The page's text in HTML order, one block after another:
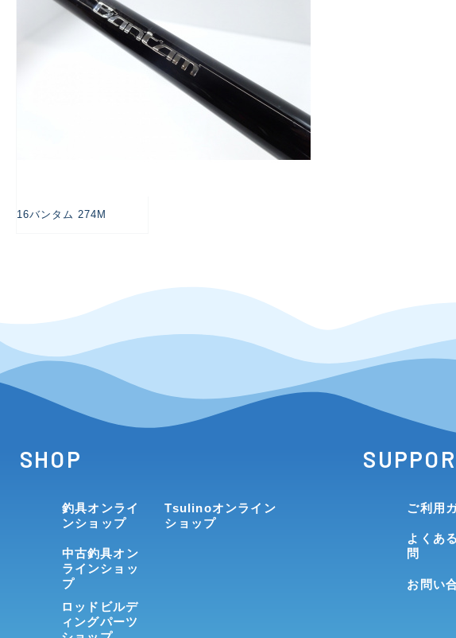
16バンタム 274M
SHOP
釣具オンライ
ンショップ
中古釣具オン
ラインショッ
プ
ロッドビルデ
ィングパーツ
Tsulinoオンライン
ショップ
ご利用
よくあ
問
お問い